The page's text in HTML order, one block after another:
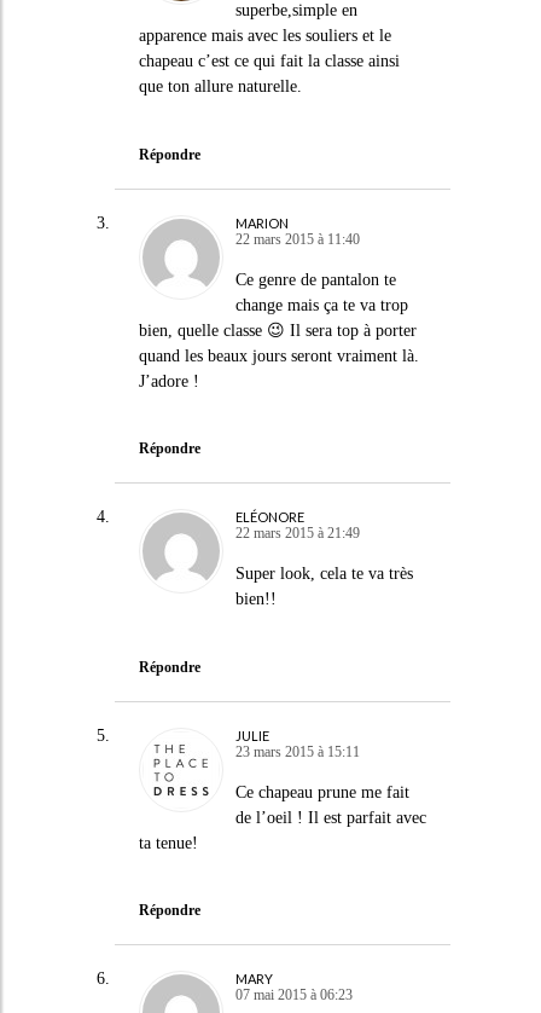
superbe,simple en
apparence mais avec les souliers et le
chapeau c’est ce qui fait la classe ainsi
que ton allure naturelle.
Répondre
MARION
22 mars 2015 à 11:40
Ce genre de pantalon te
change mais ça te va trop
bien, quelle classe 😉 Il sera top à porter
quand les beaux jours seront vraiment là.
J’adore !
Répondre
ELÉONORE
22 mars 2015 à 21:49
Super look, cela te va très
bien!!
Répondre
JULIE
23 mars 2015 à 15:11
Ce chapeau prune me fait
de l’oeil ! Il est parfait avec
ta tenue!
Répondre
MARY
07 mai 2015 à 06:23